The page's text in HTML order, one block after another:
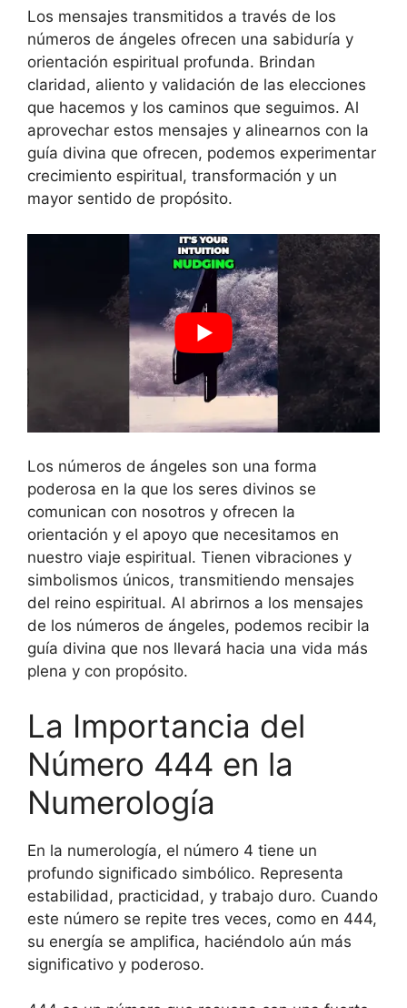
Los mensajes transmitidos a través de los
números de ángeles ofrecen una sabiduría y
orientación espiritual profunda. Brindan
claridad, aliento y validación de las elecciones
que hacemos y los caminos que seguimos. Al
aprovechar estos mensajes y alinearnos con la
guía divina que ofrecen, podemos experimentar
crecimiento espiritual, transformación y un
mayor sentido de propósito.
Los números de ángeles son una forma
poderosa en la que los seres divinos se
comunican con nosotros y ofrecen la
orientación y el apoyo que necesitamos en
nuestro viaje espiritual. Tienen vibraciones y
simbolismos únicos, transmitiendo mensajes
del reino espiritual. Al abrirnos a los mensajes
de los números de ángeles, podemos recibir la
guía divina que nos llevará hacia una vida más
plena y con propósito.
La Importancia del
Número 444 en la
Numerología
En la numerología, el número 4 tiene un
profundo significado simbólico. Representa
estabilidad, practicidad, y trabajo duro. Cuando
este número se repite tres veces, como en 444,
su energía se amplifica, haciéndolo aún más
significativo y poderoso.